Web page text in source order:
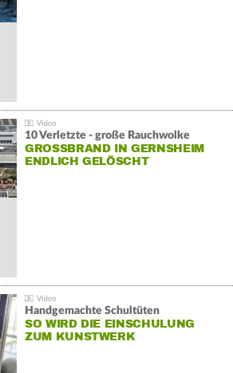
10 Verletzte - große Rauchwolke
GROSSBRAND IN GERNSHEIM E
NDLICH GELÖSCHT
Handgemachte Schultüten
SO WIRD DIE EINSCHULUNG
ZUM KUNSTWERK